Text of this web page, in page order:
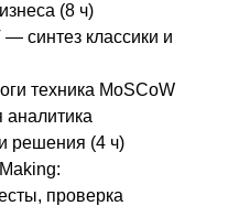
(8 ч)
синтез классики и
техника MoSCoW
решения (4 ч)
проверка